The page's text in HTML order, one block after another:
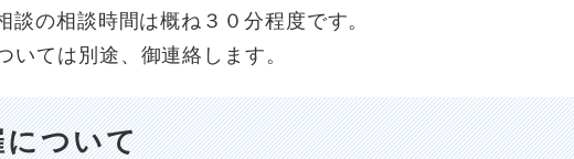
談の相談時間は概ね３０分程度です。
いては別途、御連絡します。
について